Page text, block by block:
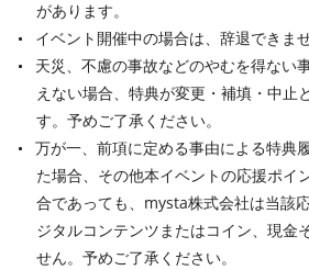
があります。
イベント開催中の場合は、辞退できませ
天災、不慮の事故などのやむを得ない
えない場合、特典が変更・補填・中止
す。予めご了承ください。
万が一、前項に定める事由による特典
た場合、その他本イベントの応援ポイ
合であっても、mysta株式会社は当該
ジタルコンテンツまたはコイン、現金
せん。予めご了承ください。